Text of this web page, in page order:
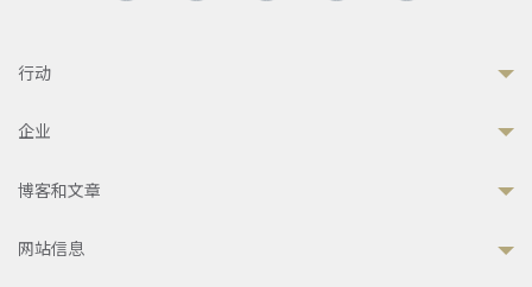
行动
企业
博客和文章
网站信息